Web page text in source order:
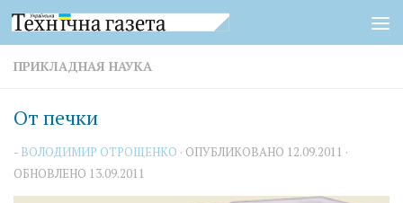
Перейти к содержимому
ПРИКЛАДНАЯ НАУКА
От печки
- ВОЛОДИМИР ОТРОЩЕНКО · ОПУБЛИКОВАНО 12.09.2011 ·
ОБНОВЛЕНО 13.09.2011